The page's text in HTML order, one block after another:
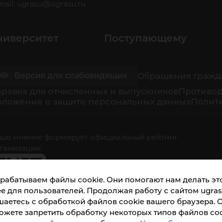
файлы cookie. Они помогают нам делать
для пользователей. Продолжая работу с сайтом
с обработкой файлов cookie вашего браузера.
запретить обработку некоторых типов файлов
ugrasu@ugrasu.ru
Поступающему
мнение формирует официальный рейтинг
доступна по QR-коду, а так же по прямой